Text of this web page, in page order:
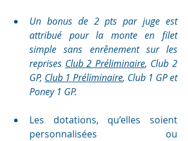
Un bonus de 2 pts par juge est
attribué pour la monte en filet
simple sans enrênement sur les
reprises Club 2 Préliminaire, Club 2
GP, Club 1 Préliminaire, Club 1 GP et
Poney 1 GP.
Les dotations, qu’elles soient
personnalisées ou